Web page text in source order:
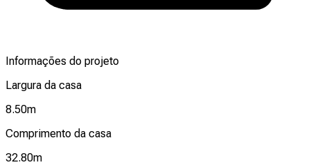
Informações do projeto
Largura da casa
8.50m
Comprimento da casa
32.80m